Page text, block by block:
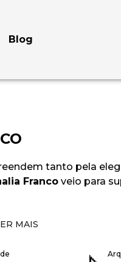
Blog
tanto pela
Franco veio para
MAIS